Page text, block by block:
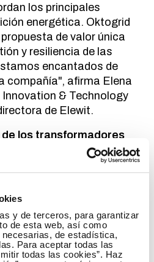
y de terceros, para garantizar
de esta web, así como
de estadística,
Para aceptar todas las
todas las cookies”. Haz
los principales
energética. Oktogrid
de valor única
y resiliencia de las
encantados de
compañía", afirma Elena
& Technology
de Elewit.
los transformadores
se basa en una idea
su rendimiento,
aprovechar mejor los
sensor patentado con